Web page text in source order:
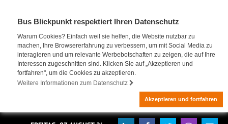
Bus Blickpunkt respektiert Ihren Datenschutz
Warum Cookies? Einfach weil sie helfen, die Website nutzbar zu
machen, Ihre Browsererfahrung zu verbessern, um mit Social Media zu
interagieren und um relevante Werbebotschaften zu zeigen, die auf Ihre
Interessen zugeschnitten sind. Klicken Sie auf „Akzeptieren und
fortfahren", um die Cookies zu akzeptieren.
Weitere Informationen zum Datenschutz
Akzeptieren und fortfahren